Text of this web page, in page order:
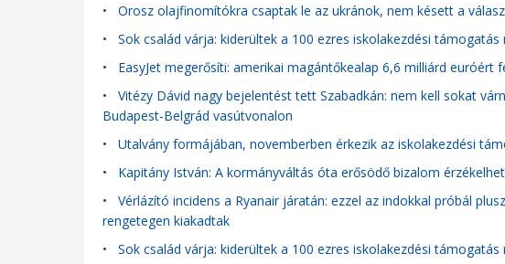
• Orosz olajfinomítókra csaptak le az ukránok, nem késett a válasz
• Sok család várja: kiderültek a 100 ezres iskolakezdési támogatás
• EasyJet megerősíti: amerikai magántőkealap 6,6 milliárd euróért
• Vitézy Dávid nagy bejelentést tett Szabadkán: nem kell sokat
Budapest-Belgrád vasútvonalon
• Utalvány formájában, novemberben érkezik az iskolakezdési
• Kapitány István: A kormányváltás óta erősödő bizalom
• Vérlázító incidens a Ryanair járatán: ezzel az indokkal próbál
rengetegen kiakadtak
• Sok család várja: kiderültek a 100 ezres iskolakezdési támogatás